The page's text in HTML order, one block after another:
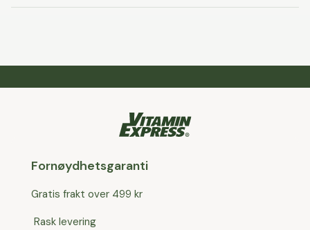
Fornøydhetsgaranti
Gratis frakt over 499 kr
Rask levering